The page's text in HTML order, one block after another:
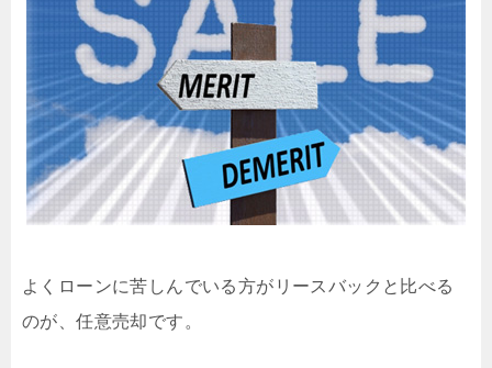
よくローンに苦しんでいる方がリースバックと比べる
のが、任意売却です。